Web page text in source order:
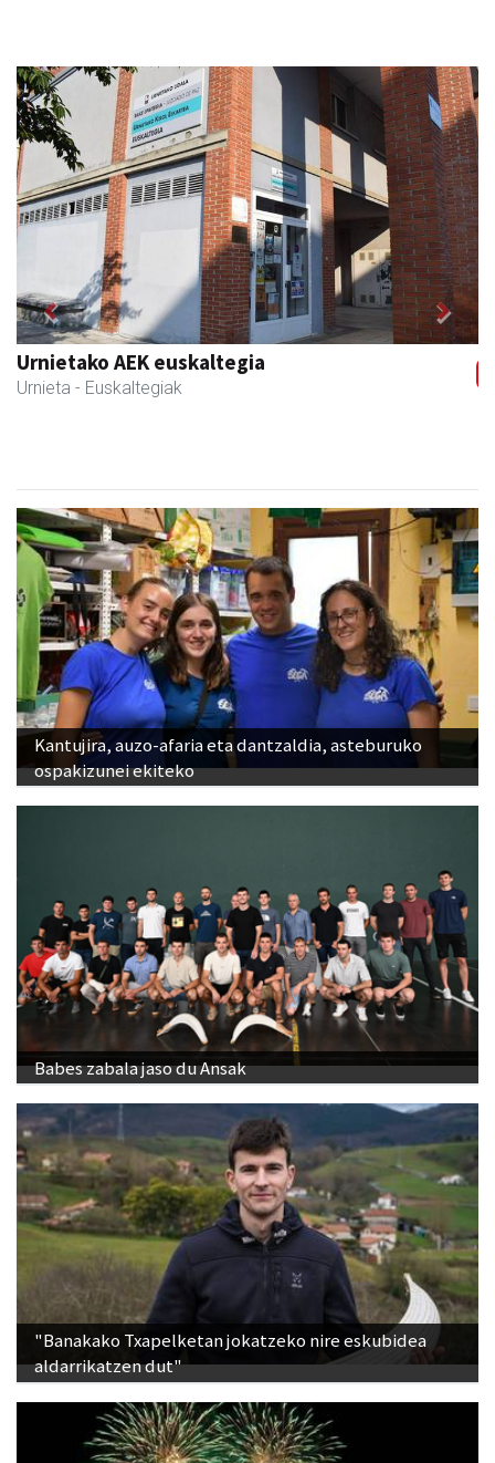
Magale Ikastetxea
Urnieta - Hezkuntza
Previous Next
Kantujira, auzo-afaria eta dantzaldia, asteburuko
ospakizunei ekiteko
Babes zabala jaso du Ansak
"Banakako Txapelketan jokatzeko nire eskubidea
aldarrikatzen dut"